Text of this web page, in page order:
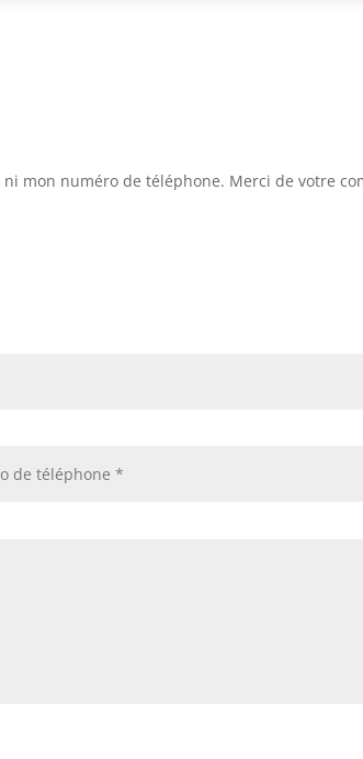
mon numéro de téléphone. Merci de votre